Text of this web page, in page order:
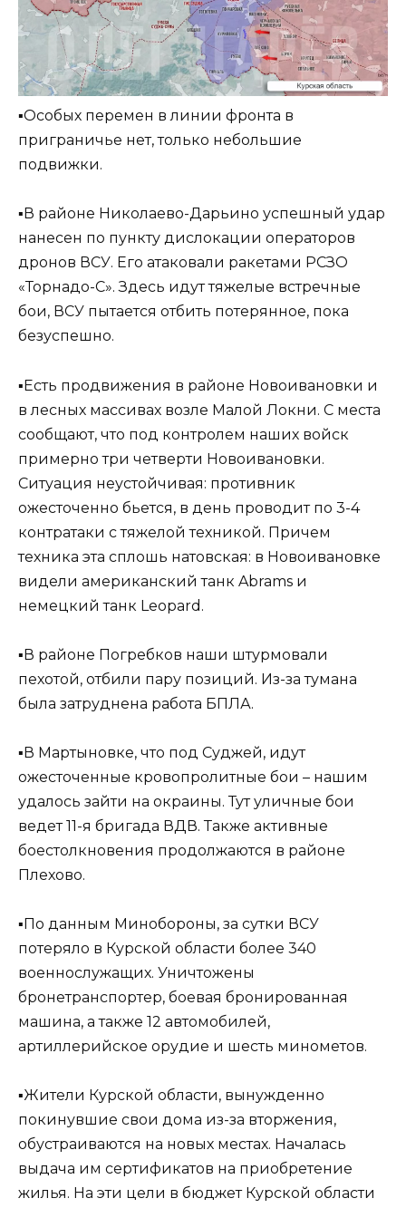
▪️Особых перемен в линии фронта в
приграничье нет, только небольшие
подвижки.
▪️В районе Николаево-Дарьино успешный удар
нанесен по пункту дислокации операторов
дронов ВСУ. Его атаковали ракетами РСЗО
«Торнадо-С». Здесь идут тяжелые встречные
бои, ВСУ пытается отбить потерянное, пока
безуспешно.
▪️Есть продвижения в районе Новоивановки и
в лесных массивах возле Малой Локни. C места
сообщают, что под контролем наших войск
примерно три четверти Новоивановки.
Ситуация неустойчивая: противник
ожесточенно бьется, в день проводит по 3-4
контратаки с тяжелой техникой. Причем
техника эта сплошь натовская: в Новоивановке
видели американский танк Abrams и
немецкий танк Leopard.
▪️В районе Погребков наши штурмовали
пехотой, отбили пару позиций. Из-за тумана
была затруднена работа БПЛА.
▪️В Мартыновке, что под Суджей, идут
ожесточенные кровопролитные бои – нашим
удалось зайти на окраины. Тут уличные бои
ведет 11-я бригада ВДВ. Также активные
боестолкновения продолжаются в районе
Плехово.
▪️По данным Минобороны, за сутки ВСУ
потеряло в Курской области более 340
военнослужащих. Уничтожены
бронетранспортер, боевая бронированная
машина, а также 12 автомобилей,
артиллерийское орудие и шесть минометов.
▪️Жители Курской области, вынужденно
покинувшие свои дома из-за вторжения,
обустраиваются на новых местах. Началась
выдача им сертификатов на приобретение
жилья. На эти цели в бюджет Курской области